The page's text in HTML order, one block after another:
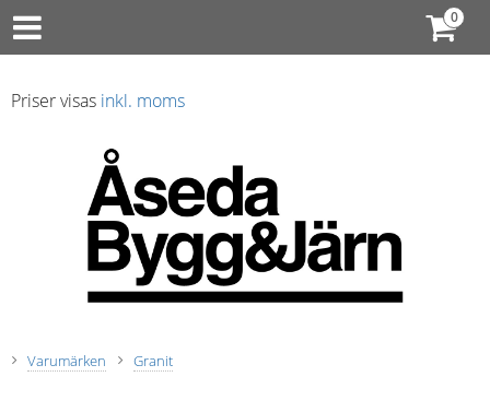
Priser visas inkl. moms
Varumärken Granit